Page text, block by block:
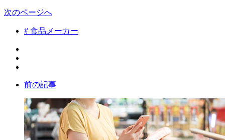
次のページへ
# 食品メーカー
前の記事